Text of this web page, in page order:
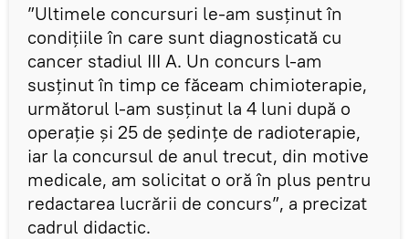
”Ultimele concursuri le-am susținut în
condițiile în care sunt diagnosticată cu
cancer stadiul III A. Un concurs l-am
susținut în timp ce făceam chimioterapie,
următorul l-am susținut la 4 luni după o
operație și 25 de ședințe de radioterapie,
iar la concursul de anul trecut, din motive
medicale, am solicitat o oră în plus pentru
redactarea lucrării de concurs”, a precizat
cadrul didactic.